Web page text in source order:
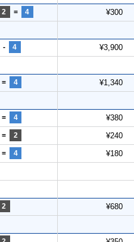
2 = 4 ¥300
- 4 ¥3,900
= 4 ¥1,340
= 4 ¥380
= 2 ¥240
= 4 ¥180
2 ¥680